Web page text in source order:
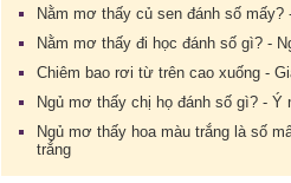
Nằm mơ thấy củ sen đánh số
Nằm mơ thấy đi học đánh số gì? -
Chiêm bao rơi từ trên cao xuống -
Ngủ mơ thấy chị họ đánh số gì? -
Ngủ mơ thấy hoa màu trắng là số
trắng